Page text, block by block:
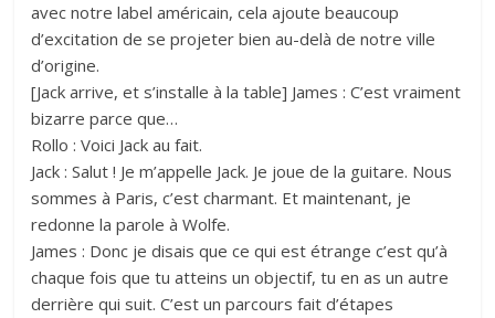
avec notre label américain, cela ajoute beaucoup
d’excitation de se projeter bien au-delà de notre ville
d’origine.
[Jack arrive, et s’installe à la table] James : C’est vraiment
bizarre parce que…
Rollo : Voici Jack au fait.
Jack : Salut ! Je m’appelle Jack. Je joue de la guitare. Nous
sommes à Paris, c’est charmant. Et maintenant, je
redonne la parole à Wolfe.
James : Donc je disais que ce qui est étrange c’est qu’à
chaque fois que tu atteins un objectif, tu en as un autre
derrière qui suit. C’est un parcours fait d’étapes